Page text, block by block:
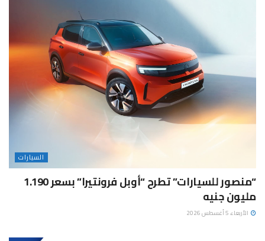
السيارات
“منصور للسيارات” تطرح “أوبل فرونتيرا” بسعر 1.190
مليون جنيه
الأربعاء 5 أغسطس 2026